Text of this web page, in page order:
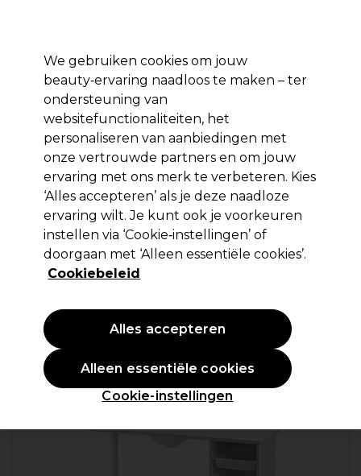
Aanmelden
Merken Deals 🌟 Haar Elektra Beauty
Volgende dag geleverd*
Na verzending, maandag t/m vrijdag
S-PRO
S-PRO Manicuretafel met afzuigventilator
White
(0)
PROMOTIE
We gebruiken cookies om jouw
beauty‑ervaring naadloos te maken – ter
ondersteuning van
websitefunctionaliteiten, het
personaliseren van aanbiedingen met
onze vertrouwde partners en om jouw
ervaring met ons merk te verbeteren. Kies
‘Alles accepteren’ als je deze naadloze
ervaring wilt. Je kunt ook je voorkeuren
instellen via ‘Cookie‑instellingen’ of
doorgaan met ‘Alleen essentiële cookies’.
Cookiebeleid
Cookie-instellingen
Alleen essentiële cookies
Alles accepteren